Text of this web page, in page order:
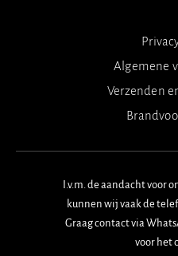
Algemene
Verzenden
I.v.m. de aandacht voor
kunnen wij vaak de
Graag contact via
voor het